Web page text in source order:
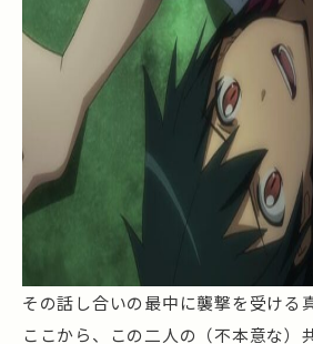
その話し合いの最中に襲撃を受ける
ここから、この二人の（不本意な）